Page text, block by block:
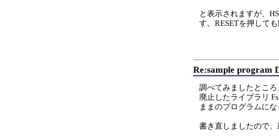
と表示されますが、
す。RESETを押して
Re:sample program
調べてみましたとこ
廃止したライブラリ
ままのプログラムにな
書き直しましたので、